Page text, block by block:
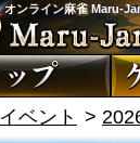
オンライン麻雀 Maru-
イベント